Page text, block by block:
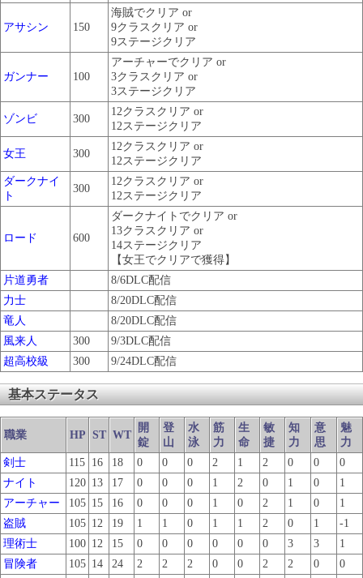
アサシン 150
海賊でクリア or
9クラスクリア or
9ステージクリア
ガンナー 100
アーチャーでクリア or
3クラスクリア or
3ステージクリア
ゾンビ 300
12クラスクリア or
12ステージクリア
女王 300
12クラスクリア or
12ステージクリア
ダークナイ
ト
300
12クラスクリア or
12ステージクリア
ロード 600
ダークナイトでクリア or
13クラスクリア or
14ステージクリア
【女王でクリアで獲得】
片道勇者
8/6DLC配信
力士
8/20DLC配信
竜人
8/20DLC配信
風来人
300
9/3DLC配信
超高校級
300 9/24DLC配信
基本ステータス
職業 HP ST WT
開
錠
登
山
水
泳
筋
力
生
命
敏
捷
知
力
意
思
魅
力
剣士
115 16 18 0 0 0 2 1 2 0 0
0
ナイト
120 13 17 0 0 0 1 2 0 1 0
1
アーチャー
105 15 16 0 0 0 1 0 2 1 0
1
盗賊
105 12 19 1 1 0 1 1 2 0 1
-1
理術士
100 12 15 0 0 0 0 0 0 3 3
1
冒険者
105 14 24 2 2 2 0 0 2 2 0 0